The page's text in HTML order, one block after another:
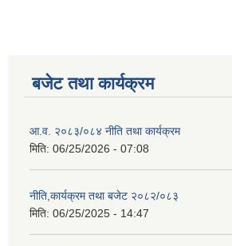
बजेट तथा कार्यक्रम
आ.व. २०८३/०८४ नीति तथा कार्यक्रम
मिति: 06/25/2026 - 07:08
नीति,कार्यक्रम तथा बजेट २०८२/०८३
मिति: 06/25/2025 - 14:47